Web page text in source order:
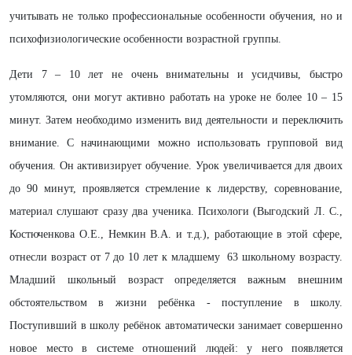
учитывать не только профессиональные особенности обучения, но и
психофизиологические особенности возрастной группы.
Дети 7 – 10 лет не очень внимательны и усидчивы, быстро
утомляются, они могут активно работать на уроке не более 10 – 15
минут. Затем необходимо изменить вид деятельности и переключить
внимание. С начинающими можно использовать групповой вид
обучения. Он активизирует обучение. Урок увеличивается для двоих
до 90 минут, проявляется стремление к лидерству, соревнование,
материал слушают сразу два ученика. Психологи (Выгодский Л. С.,
Костюченкова О.Е., Немкин В.А. и т.д.), работающие в этой сфере,
отнесли возраст от 7 до 10 лет к младшему 63 школьному возрасту.
Младший школьный возраст определяется важным внешним
обстоятельством в жизни ребёнка - поступление в школу.
Поступивший в школу ребёнок автоматически занимает совершенно
новое место в системе отношений людей: у него появляется